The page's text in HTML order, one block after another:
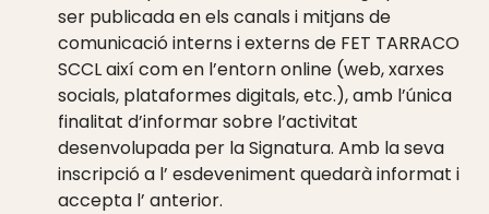
ser publicada en els canals i mitjans de
comunicació interns i externs de FET TARRACO
SCCL així com en l’entorn online (web, xarxes
socials, plataformes digitals, etc.), amb l’única
finalitat d’informar sobre l’activitat
desenvolupada per la Signatura. Amb la seva
inscripció a l’ esdeveniment quedarà informat i
accepta l’ anterior.